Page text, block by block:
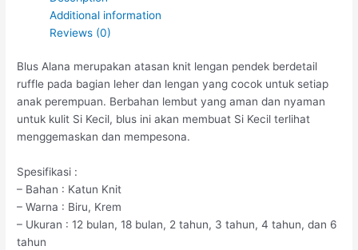
Additional information
Reviews (0)
Blus Alana merupakan atasan knit lengan pendek berdetail
ruffle pada bagian leher dan lengan yang cocok untuk setiap
anak perempuan. Berbahan lembut yang aman dan nyaman
untuk kulit Si Kecil, blus ini akan membuat Si Kecil terlihat
menggemaskan dan mempesona.
Spesifikasi :
– Bahan : Katun Knit
– Warna : Biru, Krem
– Ukuran : 12 bulan, 18 bulan, 2 tahun, 3 tahun, 4 tahun, dan 6
tahun